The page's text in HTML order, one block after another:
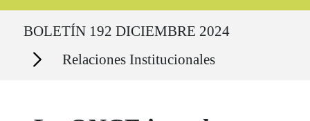
BOLETÍN 192 DICIEMBRE 2024
Secciones Relaciones Institucionales